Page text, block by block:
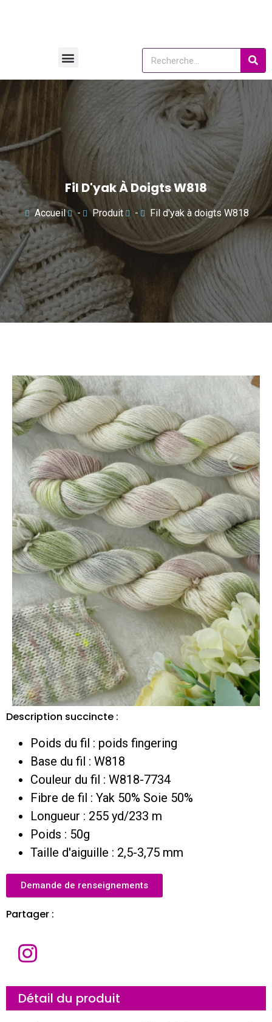
Fil D'yak À Doigts W818
Accueil - Produit - Fil d'yak à doigts W818
Description succincte :
Poids du fil : poids fingering
Base du fil : W818
Couleur du fil : W818-7734
Fibre de fil : Yak 50% Soie 50%
Longueur : 255 yd/233 m
Poids : 50g
Taille d'aiguille : 2,5-3,75 mm
C
o
u
Demande de renseignements
Partager :
Détail du produit